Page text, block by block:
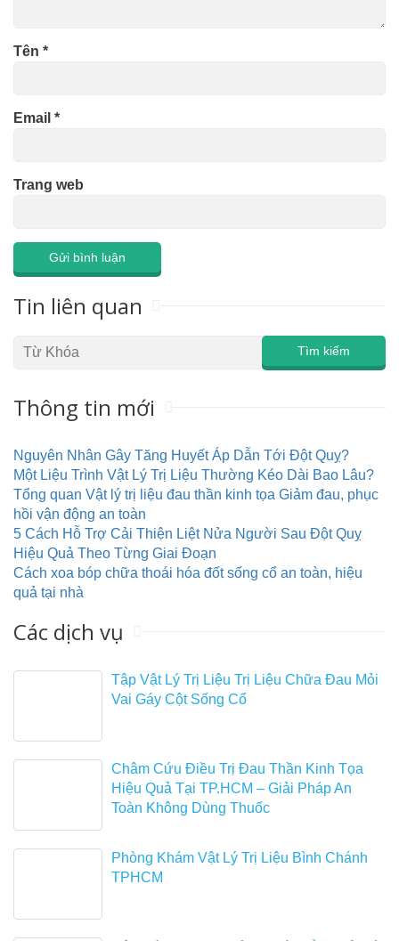
Tên *
Email *
Trang web
Tin liên quan
Thông tin mới
Nguyên Nhân Gây Tăng Huyết Áp Dẫn Tới Đột Quỵ?
Một Liệu Trình Vật Lý Trị Liệu Thường Kéo Dài Bao Lâu?
Tổng quan Vật lý trị liệu đau thần kinh tọa Giảm đau, phục
hồi vận động an toàn
5 Cách Hỗ Trợ Cải Thiện Liệt Nửa Người Sau Đột Quỵ
Hiệu Quả Theo Từng Giai Đoạn
Cách xoa bóp chữa thoái hóa đốt sống cổ an toàn, hiệu
quả tại nhà
Các dịch vụ
Tập Vật Lý Trị Liệu Trị Liệu Chữa Đau Mỏi
Vai Gáy Cột Sống Cổ
Châm Cứu Điều Trị Đau Thần Kinh Tọa
Hiệu Quả Tại TP.HCM – Giải Pháp An
Toàn Không Dùng Thuốc
Phòng Khám Vật Lý Trị Liệu Bình Chánh
TPHCM